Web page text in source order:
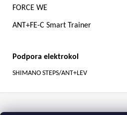
FORCE WE
ANT+FE-C Smart Trainer
Podpora elektrokol
SHIMANO STEPS/ANT+LEV
á